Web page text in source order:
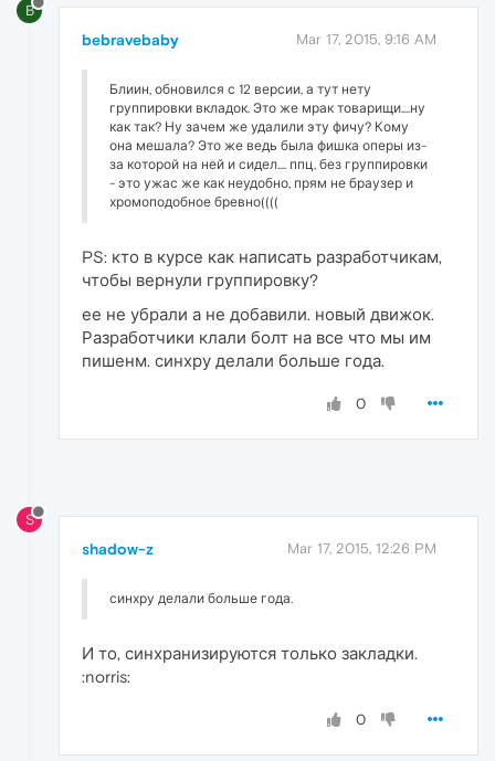
B
bebravebaby Mar 17, 2015, 9:16 AM
Блиин, обновился с 12 версии, а тут нету
группировки вкладок. Это же мрак товарищи....ну
как так? Ну зачем же удалили эту фичу? Кому
она мешала? Это же ведь была фишка оперы из-
за которой на ней и сидел.... ппц, без группировки
- это ужас же как неудобно, прям не браузер и
хромоподобное бревно((((
PS: кто в курсе как написать разработчикам,
чтобы вернули группировку?
ее не убрали а не добавили. новый движок.
Разработчики клали болт на все что мы им
пишенм. синхру делали больше года.
0
S
shadow-z Mar 17, 2015, 12:26 PM
синхру делали больше года.
И то, синхранизируются только закладки.
:norris:
0